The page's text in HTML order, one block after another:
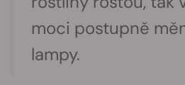
moci postupně
lampy.